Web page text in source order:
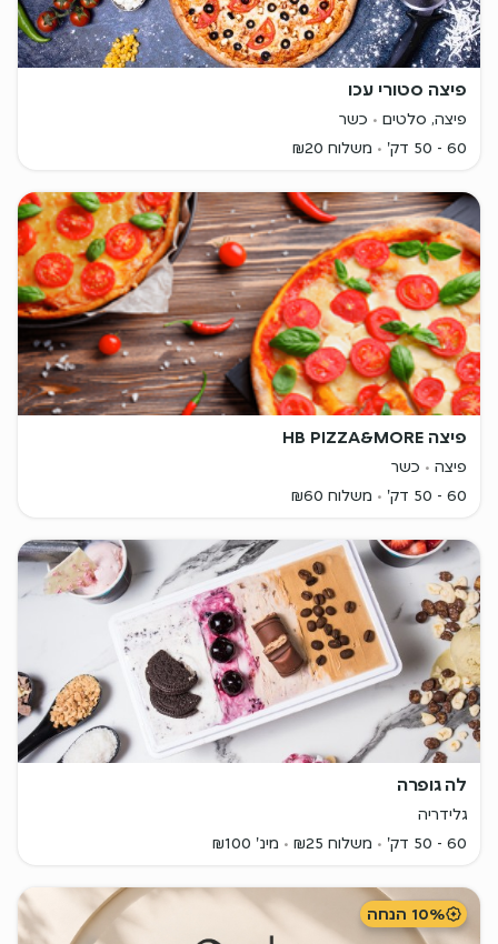
פיצה סטורי עכו
פיצה, סלטים
כשר
60 - 50 דק'
משלוח ₪20
פיצה HB PIZZA&MORE
פיצה
כשר
60 - 50 דק'
משלוח ₪60
לה גופרה
גלידריה
60 - 50 דק'
משלוח ₪25 מינ' ₪100
10% הנחה